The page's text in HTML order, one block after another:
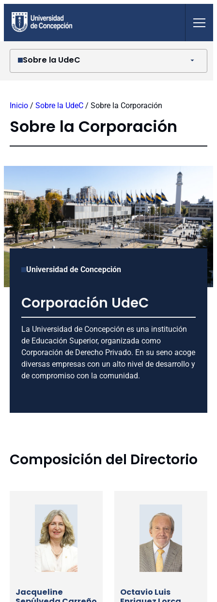
contenido
Sobre la UdeC
Campus
Reparticiones
Autoridades universitarias
UdeC en cifras
Cuenta pública
Inicio / Sobre la UdeC / Sobre la Corporación
Sobre la Corporación
Universidad de Concepción
Corporación UdeC
La Universidad de Concepción es una institución
de Educación Superior, organizada como
Corporación de Derecho Privado. En su seno acoge
diversas empresas con un alto nivel de desarrollo y
de compromiso con la comunidad.
Composición del Directorio
Jacqueline
Octavio Luis